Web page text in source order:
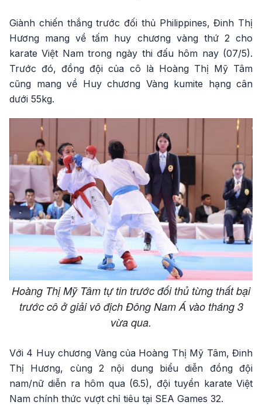
Giành chiến thắng trước đối thủ Philippines, Đinh Thị
Hương mang về tấm huy chương vàng thứ 2 cho
karate Việt Nam trong ngày thi đấu hôm nay (07/5).
Trước đó, đồng đội của cô là Hoàng Thị Mỹ Tâm
cũng mang về Huy chương Vàng kumite hạng cân
dưới 55kg.
Hoàng Thị Mỹ Tâm tự tin trước đối thủ từng thất bại
trước cô ở giải vô địch Đông Nam Á vào tháng 3
vừa qua.
Với 4 Huy chương Vàng của Hoàng Thị Mỹ Tâm, Đinh
Thị Hương, cùng 2 nội dung biểu diễn đồng đội
nam/nữ diễn ra hôm qua (6.5), đội tuyển karate Việt
Nam chính thức vượt chỉ tiêu tại SEA Games 32.